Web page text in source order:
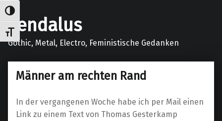
Umschalten auf hohe Kontraste
Schrift vergrößern
gendalus
Gothic, Metal, Electro, Feministische Gedanken
Männer am rechten Rand
In der vergangenen Woche habe ich per Mail einen
Link zu einem Text von Thomas Gesterkamp